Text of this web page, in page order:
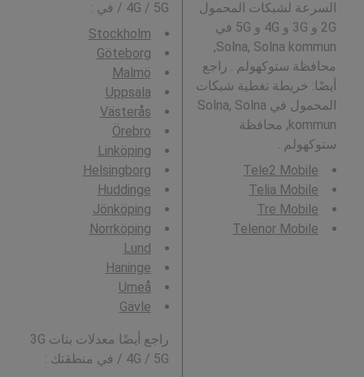
السرعة لشبكات المحمول
2G و 3G و 4G و 5G في
Solna, Solna kommun,
محافظة ستوكهولم . راجع
أيضًا: خريطة تغطية شبكات
المحمول في Solna, Solna
kommun, محافظة
ستوكهولم .
Tele2 Mobile
Telia Mobile
Tre Mobile
Telenor Mobile
/ 4G / 5G في
:
Stockholm
Göteborg
Malmö
Uppsala
Västerås
Örebro
Linköping
Helsingborg
Huddinge
Jönköping
Norrköping
Lund
Haninge
Umeå
Gävle
راجع أيضًا معدلات بتات 3G
/ 4G / 5G في منطقتك :